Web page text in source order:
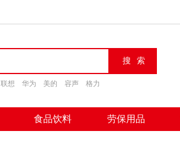
联想 华为 美的 容声 格力
食品饮料 劳保用品